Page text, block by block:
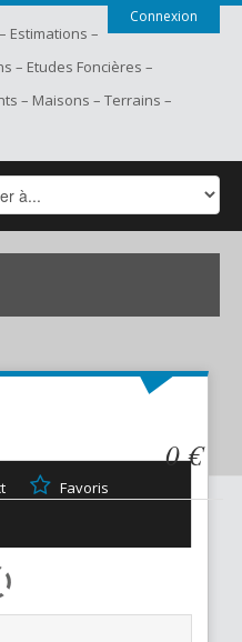
Connexion
Estimations –
– Etudes Foncières –
– Maisons – Terrains –
0 €
Favoris